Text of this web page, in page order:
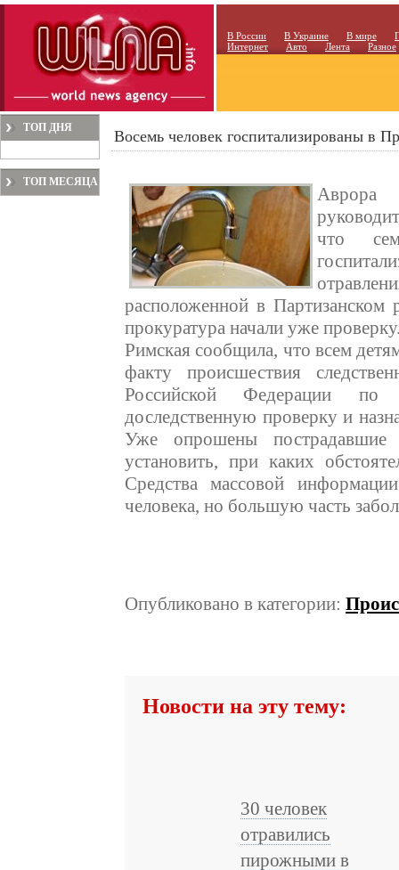
В России В Украине В мире
Интернет
Авто Лента Разное
ТОП ДНЯ
ТОП МЕСЯЦА
Восемь человек госпитализированы в
что
расположенной в Партизанском
прокуратура начали уже
Римская сообщила, что всем
факту происшествия
Российской Федерации по
доследственную проверку и
Уже опрошены пострадавшие
установить, при каких
Средства массовой
человека, но большую часть
Опубликовано в категории:
Новости на эту тему:
30 человек
отравились
пирожными в